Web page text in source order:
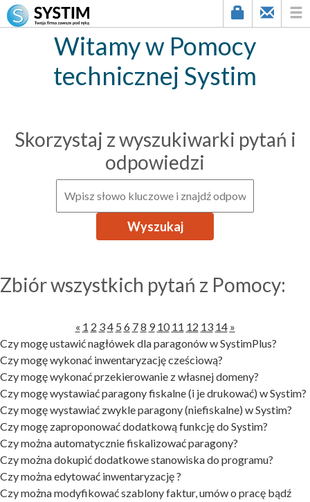
Witamy w Pomocy
technicznej Systim
Skorzystaj z wyszukiwarki pytań i
odpowiedzi
Zbiór wszystkich pytań z Pomocy:
« 1 2 34 5 6 78 9 10 11 12 13 14 »
Czy mogę ustawić nagłówek dla paragonów w SystimPlus?
Czy mogę wykonać inwentaryzację cześciową?
Czy mogę wykonać przekierowanie z własnej domeny?
Czy mogę wystawiać paragony fiskalne (i je drukować) w Systim?
Czy mogę wystawiać zwykle paragony (niefiskalne) w Systim?
Czy mogę zaproponować dodatkową funkcję do Systim?
Czy można automatycznie fiskalizować paragony?
Czy można dokupić dodatkowe stanowiska do programu?
Czy można edytować inwentaryzację ?
Czy można modyfikować szablony faktur, umów o pracę bądź